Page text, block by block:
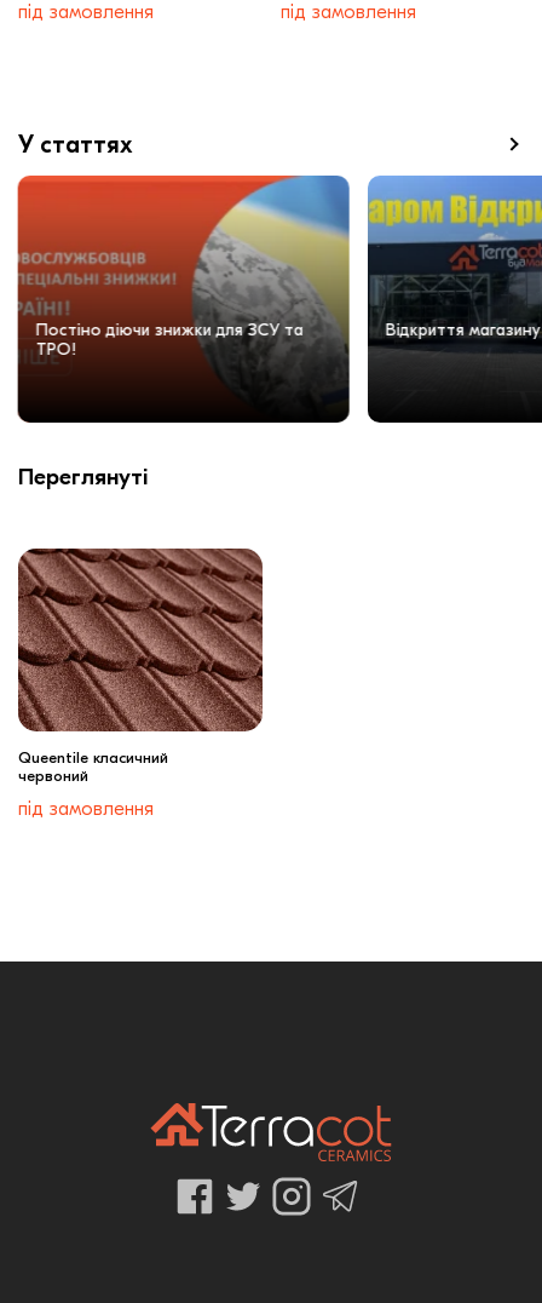
під замовлення під замовлення
У статтях
Постіно діючи знижки для ЗСУ та
ТРО!
Відкриття магазину
Переглянуті
Queentile класичний
червоний
під замовлення